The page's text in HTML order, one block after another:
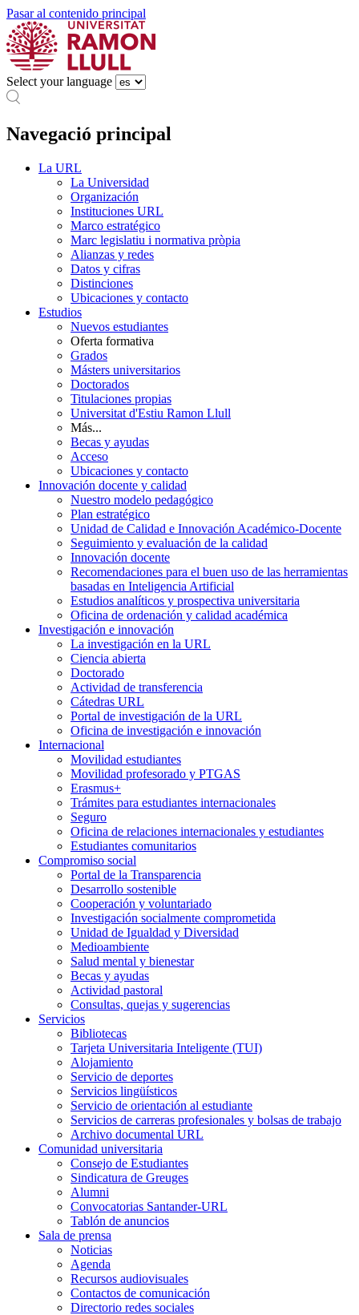
Pasar al contenido principal
Select your language
Navegació principal
La URL
La Universidad
Organización
Instituciones URL
Marco estratégico
Marc legislatiu i normativa pròpia
Alianzas y redes
Datos y cifras
Distinciones
Ubicaciones y contacto
Estudios
Nuevos estudiantes
Oferta formativa
Grados
Másters universitarios
Doctorados
Titulaciones propias
Universitat d'Estiu Ramon Llull
Más...
Becas y ayudas
Acceso
Ubicaciones y contacto
Innovación docente y calidad
Nuestro modelo pedagógico
Plan estratégico
Unidad de Calidad e Innovación Académico-Docente
Seguimiento y evaluación de la calidad
Innovación docente
Recomendaciones para el buen uso de las herramientas
basadas en Inteligencia Artificial
Estudios analíticos y prospectiva universitaria
Oficina de ordenación y calidad académica
Investigación e innovación
La investigación en la URL
Ciencia abierta
Doctorado
Actividad de transferencia
Cátedras URL
Portal de investigación de la URL
Oficina de investigación e innovación
Internacional
Movilidad estudiantes
Movilidad profesorado y PTGAS
Erasmus+
Trámites para estudiantes internacionales
Seguro
Oficina de relaciones internacionales y estudiantes
Estudiantes comunitarios
Compromiso social
Portal de la Transparencia
Desarrollo sostenible
Cooperación y voluntariado
Investigación socialmente comprometida
Unidad de Igualdad y Diversidad
Medioambiente
Salud mental y bienestar
Becas y ayudas
Actividad pastoral
Consultas, quejas y sugerencias
Servicios
Bibliotecas
Tarjeta Universitaria Inteligente (TUI)
Alojamiento
Servicio de deportes
Servicios lingüísticos
Servicio de orientación al estudiante
Servicios de carreras profesionales y bolsas de trabajo
Archivo documental URL
Comunidad universitaria
Consejo de Estudiantes
Sindicatura de Greuges
Alumni
Convocatorias Santander-URL
Tablón de anuncios
Sala de prensa
Noticias
Agenda
Recursos audiovisuales
Contactos de comunicación
Directorio redes sociales